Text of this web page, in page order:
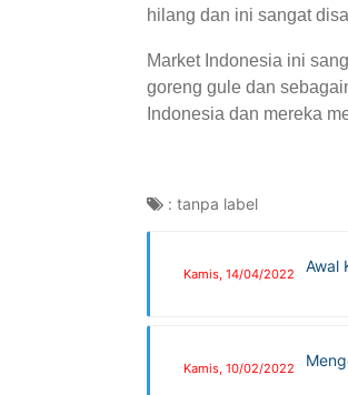
hilang dan ini sangat
Market Indonesia ini
goreng gule dan
Indonesia dan mereka
: tanpa label
Kamis, 14/04/2022 Awal
Kamis, 10/02/2022